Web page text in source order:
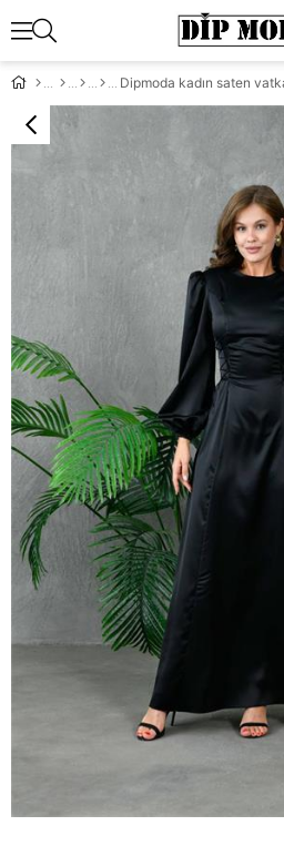
Dipmoda kadın saten